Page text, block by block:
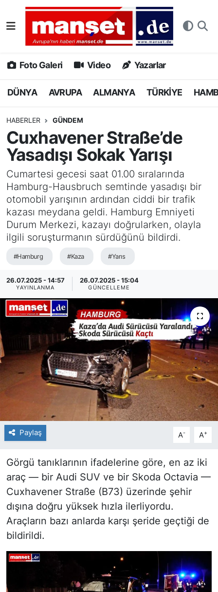
Foto Galeri Video Yazarlar
DÜNYA AVRUPA ALMANYA TÜRKİYE
HABERLER GÜNDEM
Cuxhavener Straße’de
Yasadışı Sokak Yarışı
Cumartesi gecesi saat 01.00 sıralarında
Hamburg-Hausbruch semtinde yasadışı bir
otomobil yarışının ardından ciddi bir trafik
kazası meydana geldi. Hamburg Emniyeti
Durum Merkezi, kazayı doğrularken, olayla
ilgili soruşturmanın sürdüğünü bildirdi.
#Hamburg #Kaza #Yarıs
26.07.2025 - 14:57
YAYINLANMA
26.07.2025 - 15:04
GÜNCELLEME
Paylaş A- A+
Görgü tanıklarının ifadelerine göre, en az iki
araç — bir Audi SUV ve bir Skoda Octavia —
Cuxhavener Straße (B73) üzerinde şehir
dışına doğru yüksek hızla ilerliyordu.
Araçların bazı anlarda karşı şeride geçtiği de
bildirildi.
DÜNYA
AVRUPA
ALMANYA
HAMBURG
SPOR
DEUTSCH
EKONOMİ
SİYASET
SAĞLIK
Nöbetçi Eczaneler
Hava Durumu
Namaz Vakitleri
Puan Durumu ve Fikstür
Tüm Manşetler
Son Dakika Haberleri
Haber Arşivi